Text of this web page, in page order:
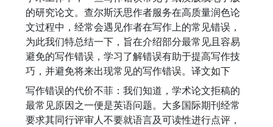
的研究论文。查尔斯沃思作者服务在高质量润色论
文过程中，经常会遇见作者在写作上的常见错误，
为此我们特总结一下，旨在介绍部分最常见且容易
避免的写作错误，学习了解错误有助于提高写作技
巧，并避免将来出现常见的写作错误。译文如下
写作错误的代价不菲：我们知道，学术论文拒稿的
最常见原因之一便是英语问题。大多国际期刊经常
要求其同行评审人不要就语言及可读性进行点评，